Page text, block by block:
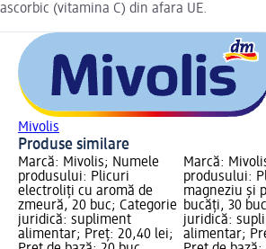
ascorbic (vitamina C) din afara UE.
Mivolis
Produse similare
Marcă: Mivolis; Numele
produsului: Plicuri
electroliți cu aromă de
zmeură, 20 buc; Categorie
juridică: supliment
alimentar; Preț: 20,40 lei;
Marcă:
produsului:
magneziu și
bucăți, 30
juridică:
alimentar;